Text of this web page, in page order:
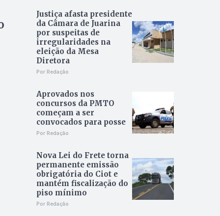
Justiça afasta presidente
da Câmara de Juarina
por suspeitas de
irregularidades na
eleição da Mesa
Diretora
Por Redação
Aprovados nos
concursos da PMTO
começam a ser
convocados para posse
Por Redação
Nova Lei do Frete torna
permanente emissão
obrigatória do Ciot e
mantém fiscalização do
piso mínimo
Por Redação